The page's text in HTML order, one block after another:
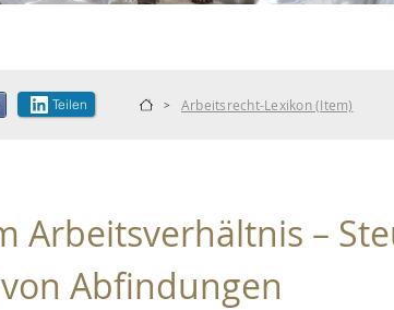
Teilen > Arbeitsrecht-Lexikon (Item)
Arbeitsverhältnis –
Abfindungen